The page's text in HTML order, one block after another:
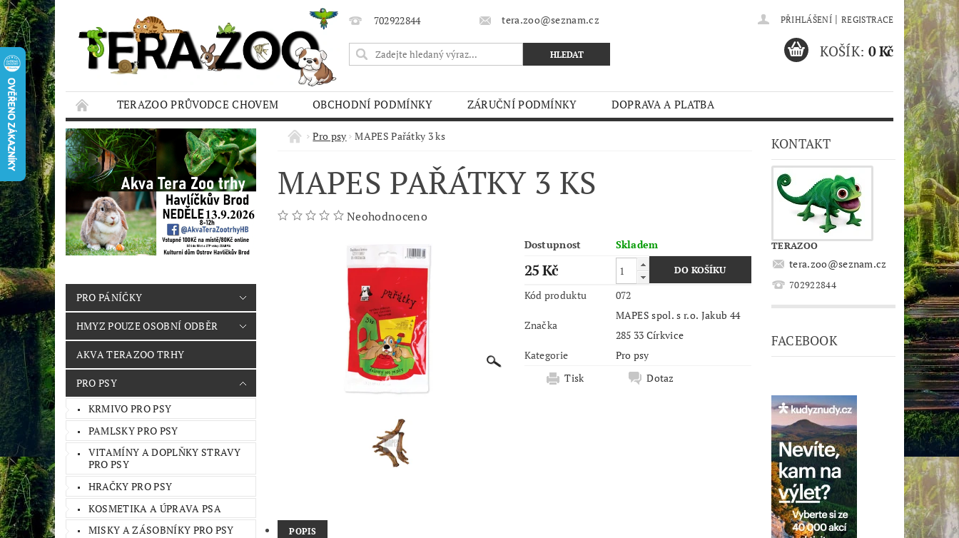
702922844 tera.zoo@seznam.cz PŘIHLÁŠENÍ | REGISTRACE
KOŠÍK: 0 Kč
TERAZOO PRŮVODCE CHOVEM OBCHODNÍ PODMÍNKY ZÁRUČNÍ PODMÍNKY
DOPRAVA A PLATBA
HODNOCENÍ OBCHODU
AQUA TERAZOO TRHY
PRO PÁNÍČKY
HMYZ POUZE OSOBNÍ ODBĚR
AKVA TERAZOO TRHY
PRO PSY
KRMIVO PRO PSY
PAMLSKY PRO PSY
VITAMÍNY A DOPLŇKY STRAVY
PRO PSY
HRAČKY PRO PSY
KOSMETIKA A ÚPRAVA PSA
MISKY A ZÁSOBNÍKY PRO PSY
Pro psy MAPES Pařátky 3 ks
MAPES PAŘÁTKY 3 KS
Neohodnoceno
Dostupnost Skladem
25 Kč
Kód produktu 072
Značka
MAPES spol. s r.o. Jakub 44
285 33 Církvice
Kategorie
Pro psy
Tisk
Dotaz
POPIS
KONTAKT
TERAZOO
tera.zoo@seznam.cz
702922844
FACEBOOK